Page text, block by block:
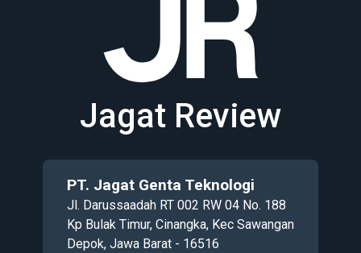
Jagat Review
PT. Jagat Genta Teknologi
Jl. Darussaadah RT 002 RW 04 No. 188
Kp Bulak Timur, Cinangka, Kec Sawangan
Depok, Jawa Barat - 16516